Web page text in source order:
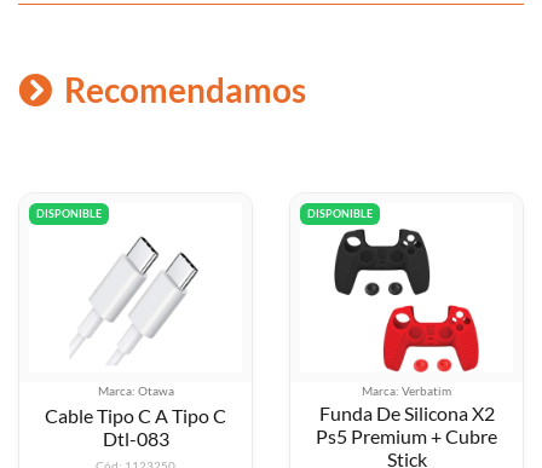
Recomendamos
DISPONIBLE
Marca: Verbatim
Funda De Silicona X2
Ps5 Premium + Cubre
Stick
DISPONIBLE
Marca: Generica
Estuche + Funda/cubre
Stick Ps5